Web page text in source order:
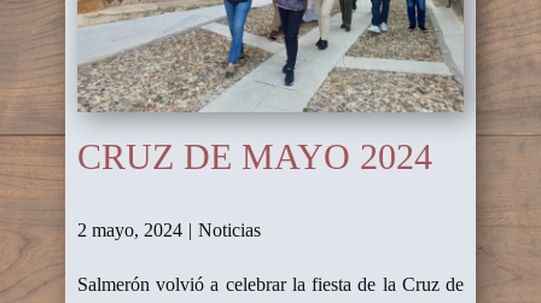
CRUZ DE MAYO 2024
2 mayo, 2024 Noticias
Salmerón volvió a celebrar la fiesta de la Cruz de